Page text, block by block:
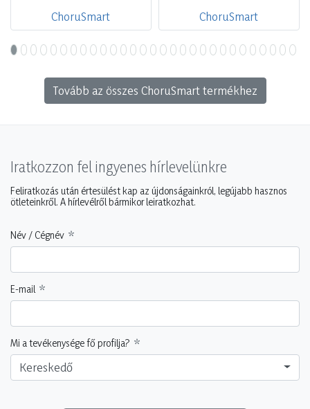
ChoruSmart ChoruSmart
Tovább az összes ChoruSmart termékhez
Iratkozzon fel ingyenes hírlevelünkre
Feliratkozás után értesülést kap az újdonságainkról, legújabb hasznos
ötleteinkről. A hírlevélről bármikor leiratkozhat.
Név / Cégnév
E-mail
Mi a tevékenysége fő profilja?
Kereskedő